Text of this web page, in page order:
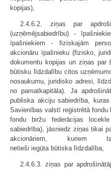
kopijas),
2.4.6.2. ziņas par
(uzņēmējsabiedrību) -
īpašniekiem - fiziskajām
akcionāru īpašnieku (fizisko,
dokumentu kopijas un ziņas
būtisku līdzdalību citos
nosaukumu, juridisko adresi,
no pamatkapitāla). Ja
publiska akciju sabiedrība,
Savienības valstī reģistrētā
fondu biržu federācijas
sabiedrība), jāsniedz ziņas tikai
akcionāriem,
netieši iegūta būtiska līdzdalība,
2.4.6.3. ziņas par